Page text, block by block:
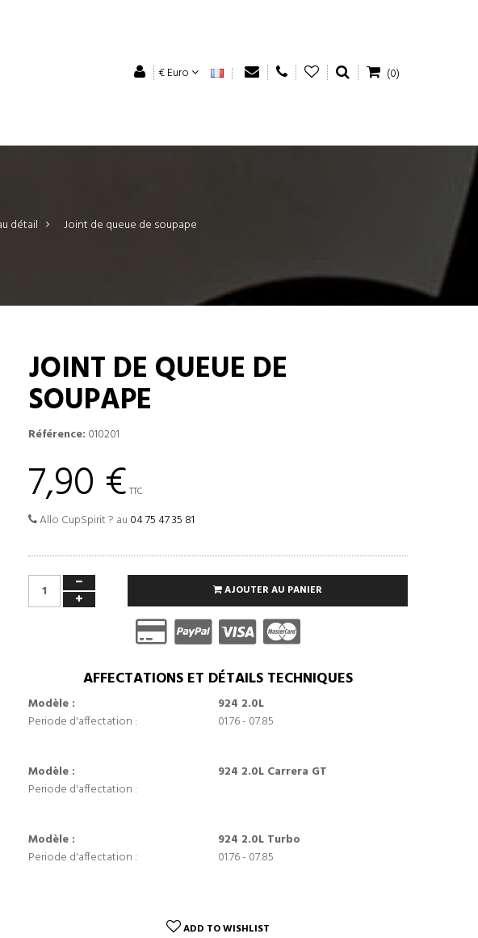
€ Euro (0)
détail > Joint de queue de soupape
JOINT DE QUEUE DE
SOUPAPE
Référence: 010201
7,90 € TTC
Allo CupSpirit ? au 04 75 47 35 81
AJOUTER AU PANIER
AFFECTATIONS ET DÉTAILS TECHNIQUES
Modèle :
924 2.0L
Periode d'affectation :
01.76 - 07.85
Modèle :
924 2.0L Carrera GT
Periode d'affectation :
Modèle :
924 2.0L Turbo
Periode d'affectation :
01.76 - 07.85
ADD TO WISHLIST